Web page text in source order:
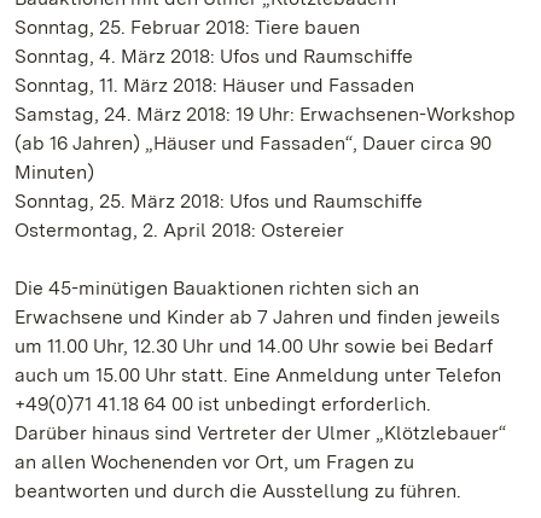
Sonntag, 25. Februar 2018: Tiere bauen
Sonntag, 4. März 2018: Ufos und Raumschiffe
Sonntag, 11. März 2018: Häuser und Fassaden
Samstag, 24. März 2018: 19 Uhr: Erwachsenen-Workshop
(ab 16 Jahren) „Häuser und Fassaden“, Dauer circa 90
Minuten)
Sonntag, 25. März 2018: Ufos und Raumschiffe
Ostermontag, 2. April 2018: Ostereier
Die 45-minütigen Bauaktionen richten sich an
Erwachsene und Kinder ab 7 Jahren und finden jeweils
um 11.00 Uhr, 12.30 Uhr und 14.00 Uhr sowie bei Bedarf
auch um 15.00 Uhr statt. Eine Anmeldung unter Telefon
+49(0)71 41.18 64 00 ist unbedingt erforderlich.
Darüber hinaus sind Vertreter der Ulmer „Klötzlebauer“
an allen Wochenenden vor Ort, um Fragen zu
beantworten und durch die Ausstellung zu führen.